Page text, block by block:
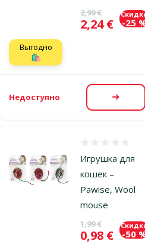
Исходная цена
2,99 €
Цена
2,24 € -25
Выгодно
🛍️
Недоступно
Игрушка для
кошек –
Pawise, Wool
mouse
Исходная цена
1,99 €
Цена
0,98 € -50